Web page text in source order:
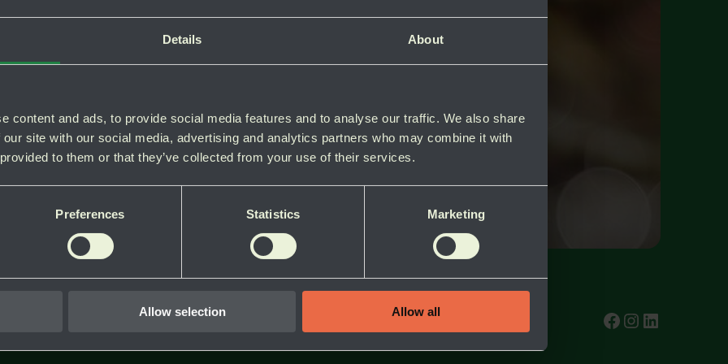
Details About
content and ads, to provide social media features and to analyse our traffic. We also share
site with our social media, advertising and analytics partners who may combine it with
to them or that they’ve collected from your use of their services.
Preferences Statistics Marketing
Allow selection Allow all testInstagram
test